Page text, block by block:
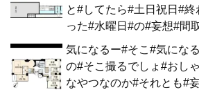
と#してたら#土日祝日#終
った#水曜日#の#妄想#間
気になるー#そこ#気にな
の#そこ撮るでしょ#おし
なやつなのか#それとも#